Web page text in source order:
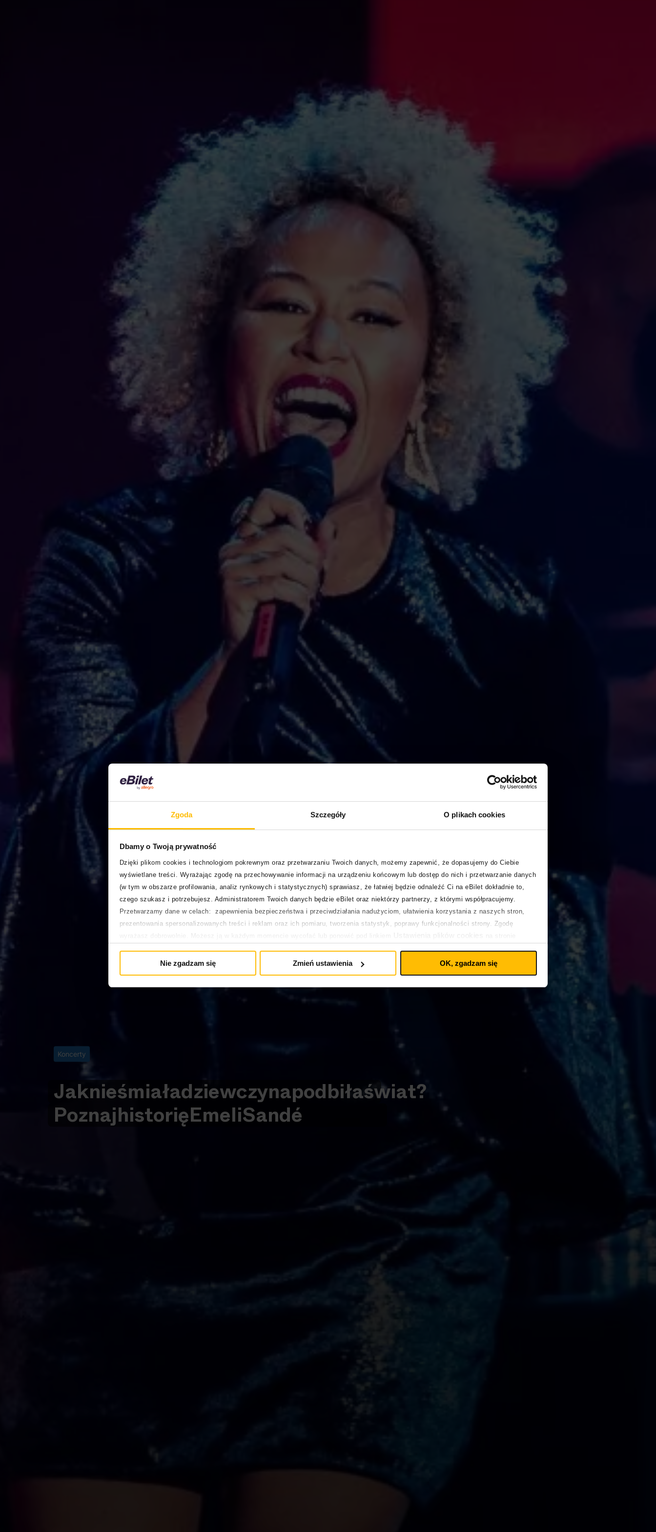
Zgoda Szczegóły O plikach cookies
Dbamy o Twoją prywatność
Dzięki plikom cookies i technologiom pokrewnym oraz przetwarzaniu Twoich danych, możemy zapewnić, że dopasujemy do Ciebie
wyświetlane treści. Wyrażając zgodę na przechowywanie informacji na urządzeniu końcowym lub dostęp do nich i przetwarzanie danych
(w tym w obszarze profilowania, analiz rynkowych i statystycznych) sprawiasz, że łatwiej będzie odnaleźć Ci na eBilet dokładnie to,
czego szukasz i potrzebujesz. Administratorem Twoich danych będzie eBilet oraz niektórzy partnerzy, z którymi współpracujemy.
Przetwarzamy dane w celach: zapewnienia bezpieczeństwa i przeciwdziałania nadużyciom, ułatwienia korzystania z naszych stron,
prezentowania spersonalizowanych treści i reklam oraz ich pomiaru, tworzenia statystyk, poprawy funkcjonalności strony. Zgodę
Ustawienia plików cookies
Polityka prywatności
Nie zgadzam się Zmień ustawienia OK, zgadzam się
Koncerty
Jaknieśmiaładziewczynapodbiłaświat?
PoznajhistorięEmeliSandé